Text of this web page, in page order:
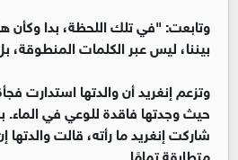
وتابعت: "في تلك اللحظة، بدا وكأن
بيننا، ليس عبر الكلمات المنطوقة،
وتزعم إنغريد أن والدتها استدارت
حيث وجدتها فاقدة للوعي في الماء.
شاركت إنغريد ما رأته، قالت
متطابقة تمامًا.